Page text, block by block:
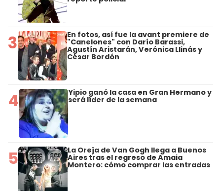
3 En fotos, así fue la avant premiere de
"Canelones" con Darío Barassi,
Agustín Aristarán, Verónica Llinás y
César Bordón
4 Yipio ganó la casa en Gran Hermano y
será líder de la semana
5 La Oreja de Van Gogh llega a Buenos
Aires tras el regreso de Amaia
Montero: cómo comprar las entradas